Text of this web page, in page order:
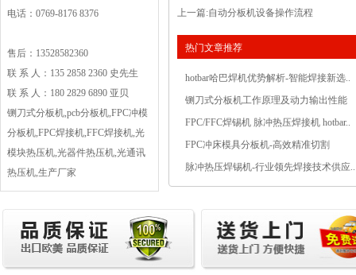
电话：0769-8176 8376
售后：13528582360
联 系 人：135 2858 2360 史先生
联 系 人：180 2829 6890 亚贝
铡刀式分板机,pcb分板机,FPC冲模
分板机,FPC焊接机,FFC焊接机,光
模块热压机,光器件热压机,光通讯
热压机,生产厂家
上一篇:自动分板机设备操作流程
热门文章推荐
hotbar哈巴焊机优势解析-智能焊接新选..
铡刀式分板机工作原理及动力输出性能
FPC/FFC焊锡机 脉冲热压焊接机 hotbar..
FPC冲床模具分板机-高效精准切割
脉冲热压焊锡机-行业领先焊接技术供应..